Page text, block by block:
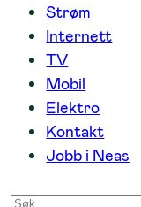
Strøm
Internett
TV
Mobil
Elektro
Kontakt
Jobb i Neas
Søk